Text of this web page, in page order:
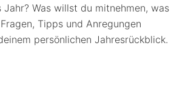
Jahr? Was willst du mitnehmen, was
Tipps und Anregungen
persönlichen Jahresrückblick.